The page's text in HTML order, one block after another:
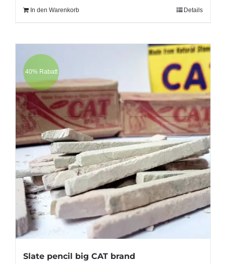
In den Warenkorb Details
40% Rabatt
Slate pencil big CAT brand